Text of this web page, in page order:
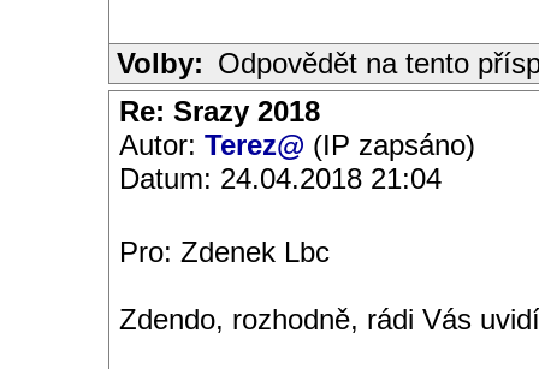
Volby: Odpovědět na tento
Re: Srazy 2018
Autor: Terez@ (IP zapsáno)
Datum: 24.04.2018 21:04
Pro: Zdenek Lbc
Zdendo, rozhodně, rádi Vás